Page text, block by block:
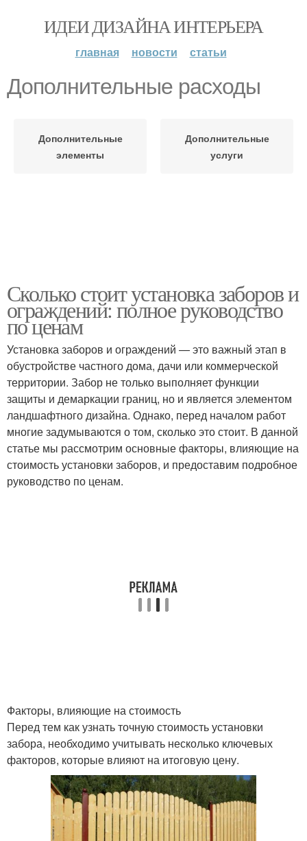
ИДЕИ ДИЗАЙНА ИНТЕРЬЕРА
главная новости статьи
Дополнительные расходы
Дополнительные
элементы
Дополнительные
услуги
Сколько стоит установка заборов и
ограждений: полное руководство
по ценам
Установка заборов и ограждений — это важный этап в
обустройстве частного дома, дачи или коммерческой
территории. Забор не только выполняет функции
защиты и демаркации границ, но и является элементом
ландшафтного дизайна. Однако, перед началом работ
многие задумываются о том, сколько это стоит. В данной
статье мы рассмотрим основные факторы, влияющие на
стоимость установки заборов, и предоставим подробное
руководство по ценам.
Факторы, влияющие на стоимость
Перед тем как узнать точную стоимость установки
забора, необходимо учитывать несколько ключевых
факторов, которые влияют на итоговую цену.